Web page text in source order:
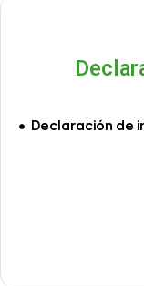
Declaración de